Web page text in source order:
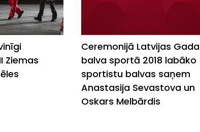
Ziemas
Ceremonijā Latvijas Gada
balva sportā 2018 labāko
sportistu balvas saņem
Anastasija Sevastova un
Oskars Melbārdis